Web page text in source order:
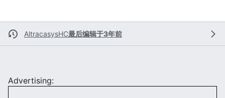
AltracasysHC最后编辑于3年前
Advertising: